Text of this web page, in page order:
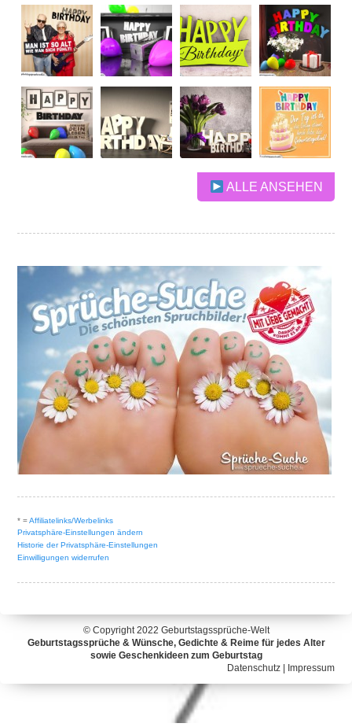
ALLE ANSEHEN
* =Affiliatelinks/Werbelinks
Privatsphäre-Einstellungen ändern
Historie der Privatsphäre-Einstellungen
Einwilligungen widerrufen
© Copyright 2022 Geburtstagssprüche-Welt
Geburtstagssprüche & Wünsche, Gedichte & Reime für jedes Alter
sowie Geschenkideen zum Geburtstag
Datenschutz| Impressum